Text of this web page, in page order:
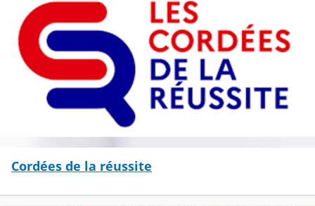
Cordées de la réussite